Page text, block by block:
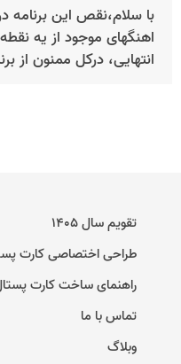
‌با سلام،نقص این برنامه
اهنگهای موجود از یه
انتهایی، درکل ممنون از
تقویم سال ۱۴۰۵
طراحی اختصاصی کارت
راهنمای ساخت کارت
تماس با ما
وبلاگ